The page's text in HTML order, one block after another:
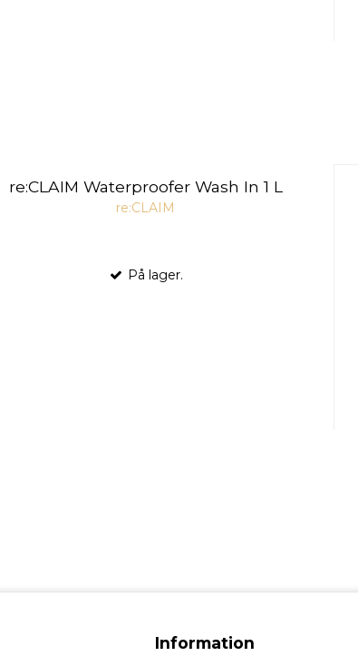
re:CLAIM Waterproofer Wash In 1 L
re:CLAIM
På lager.
Information